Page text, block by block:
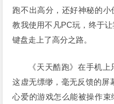
跑不出高分，还好神秘的小
教我使用不凡PC玩，终于
键盘走上了高分之路。
《天天酷跑》在手机
这虚无缥缈，毫无反馈的屏
心爱的游戏怎么能被操作